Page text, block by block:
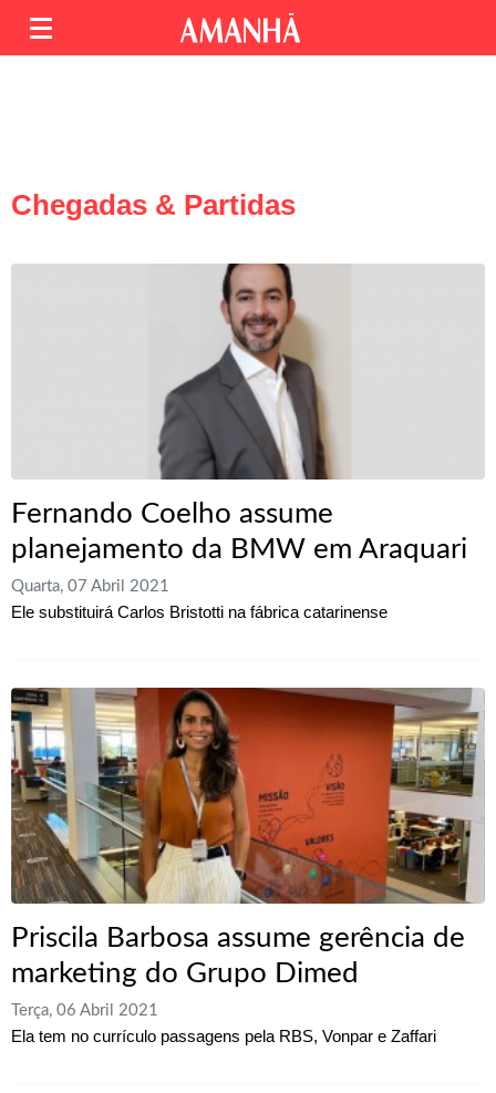
Chegadas & Partidas
Fernando Coelho assume
planejamento da BMW em Araquari
Quarta, 07 Abril 2021
Ele substituirá Carlos Bristotti na fábrica catarinense
Priscila Barbosa assume gerência de
marketing do Grupo Dimed
Terça, 06 Abril 2021
Ela tem no currículo passagens pela RBS, Vonpar e Zaffari